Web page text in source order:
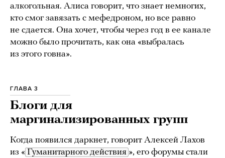
алкогольная. Алиса говорит, что знает немногих,
кто смог завязать с мефедроном, но все равно
не сдается. Она хочет, чтобы через год в ее канале
можно было прочитать, как она «выбралась
из этого говна».
ГЛАВА 3
Блоги для
маргинализированных групп
Когда появился даркнет, говорит Алексей Лахов
из « Гуманитарного действия », его форумы стали